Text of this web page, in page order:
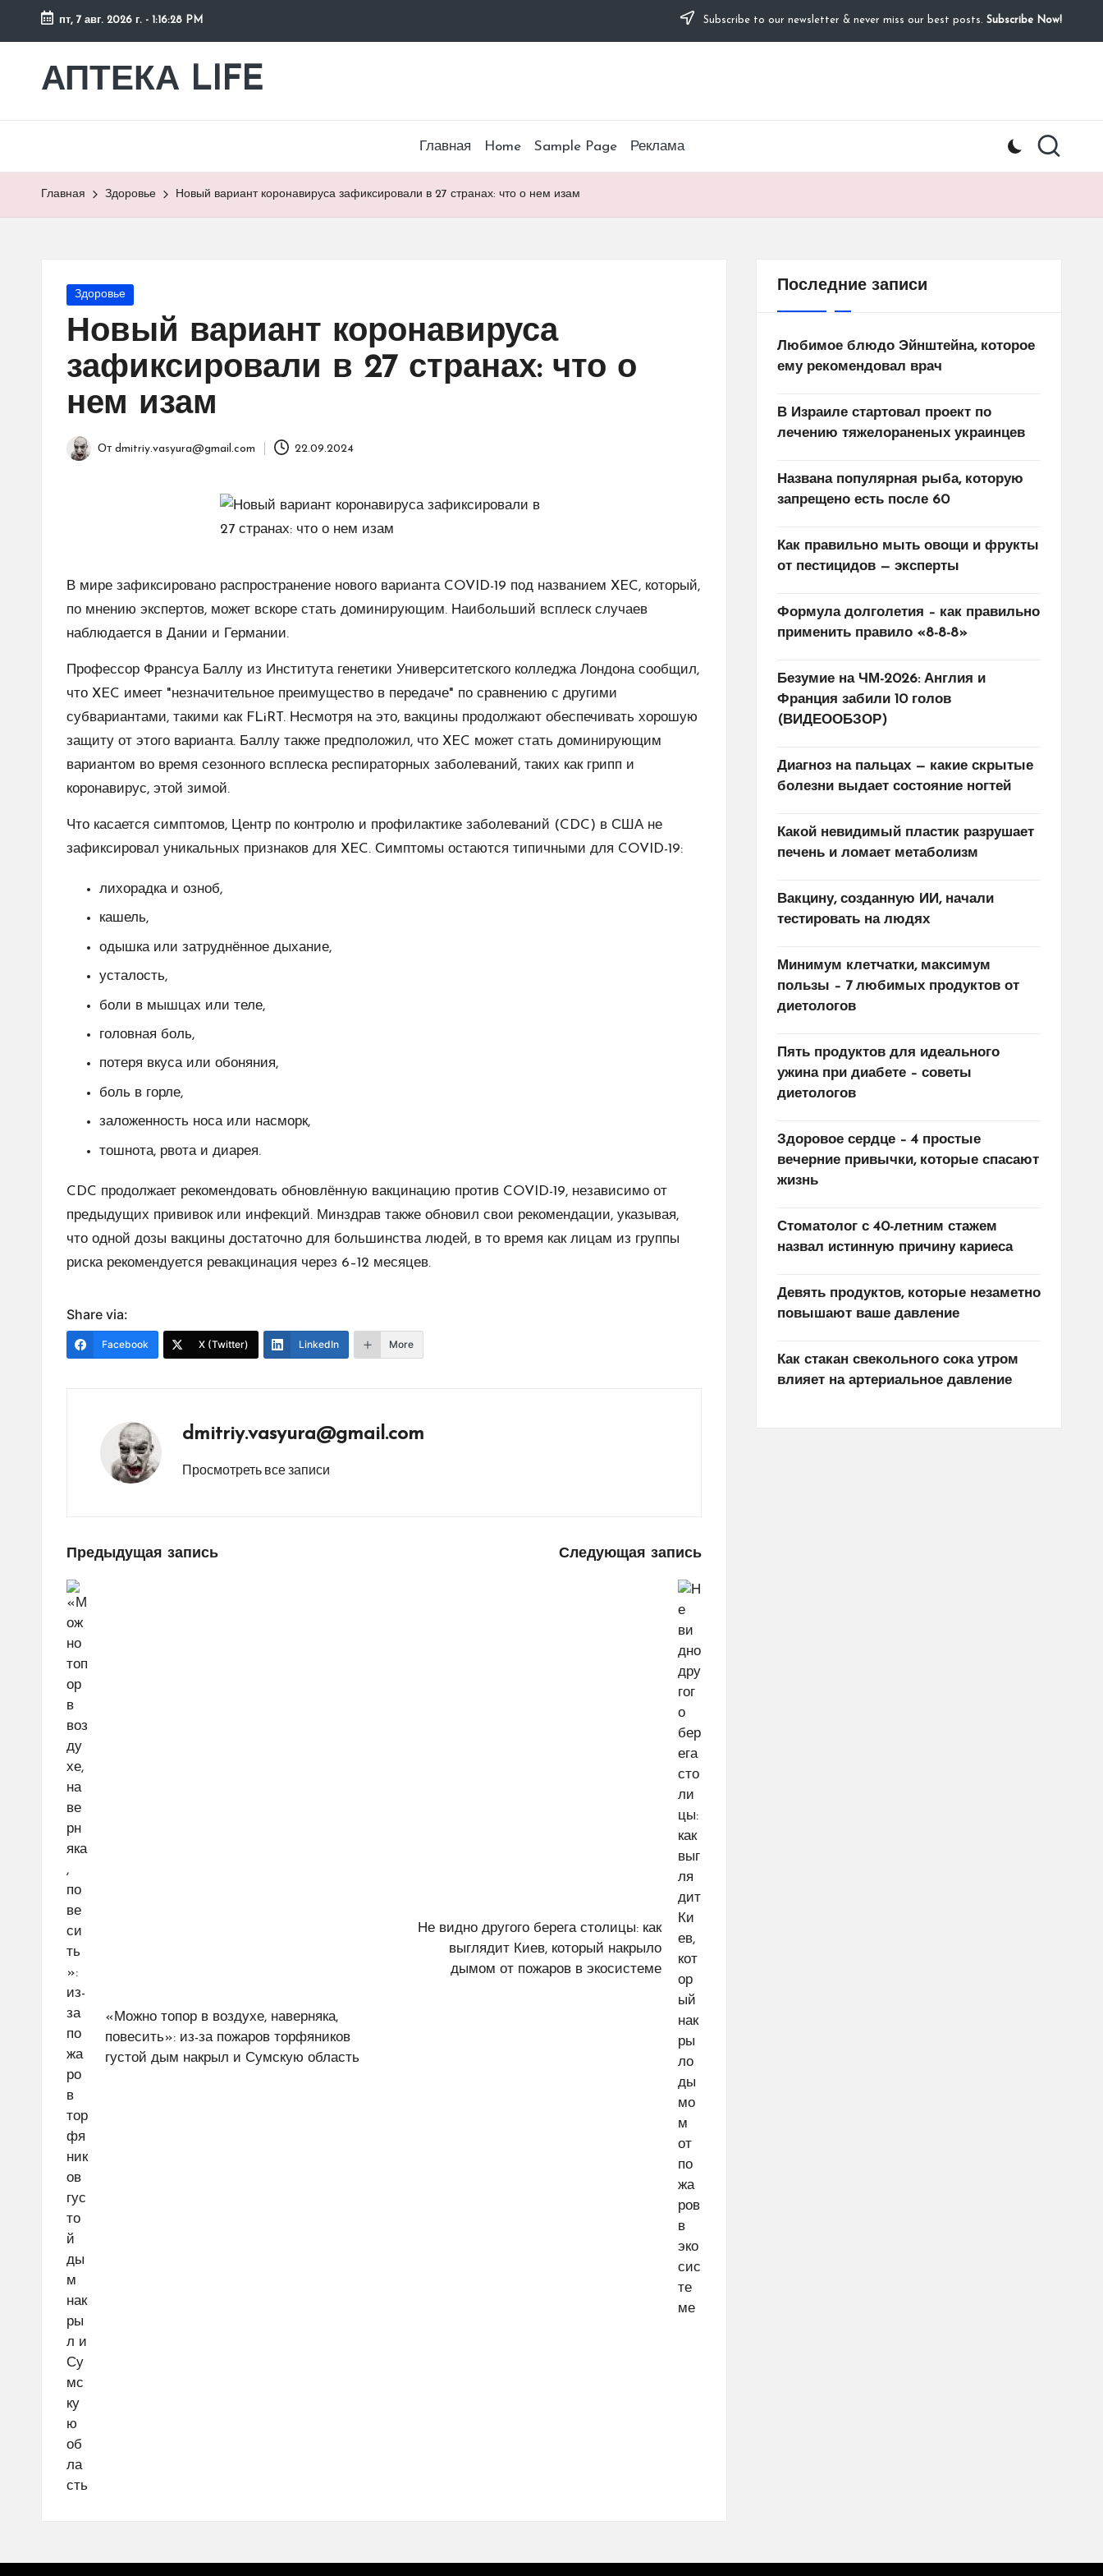
Перейти
содержимому
пт, 7 авг. 2026 г. - 1:16:29 PM Subscribe to our newsletter & never miss our best posts. Subscribe Now!
АПТЕКА LIFE
сайт
Главная Home Sample Page Реклама
Главная Здоровье Новый вариант коронавируса зафиксировали в 27 странах: что о нем изам
Опубликовано
Здоровье
Новый вариант коронавируса
зафиксировали в 27 странах: что о
нем изам
Запись
От dmitriy.vasyura@gmail.com 22.09.2024
В мире зафиксировано распространение нового варианта COVID-19 под названием XEC, который,
по мнению экспертов, может вскоре стать доминирующим. Наибольший всплеск случаев
наблюдается в Дании и Германии.
Профессор Франсуа Баллу из Института генетики Университетского колледжа Лондона сообщил,
что XEC имеет "незначительное преимущество в передаче" по сравнению с другими
субвариантами, такими как FLiRT. Несмотря на это, вакцины продолжают обеспечивать хорошую
защиту от этого варианта. Баллу также предположил, что XEC может стать доминирующим
вариантом во время сезонного всплеска респираторных заболеваний, таких как грипп и
коронавирус, этой зимой.
Что касается симптомов, Центр по контролю и профилактике заболеваний (CDC) в США не
зафиксировал уникальных признаков для XEC. Симптомы остаются типичными для COVID-19:
лихорадка и озноб,
кашель,
одышка или затруднённое дыхание,
усталость,
боли в мышцах или теле,
головная боль,
потеря вкуса или обоняния,
боль в горле,
заложенность носа или насморк,
тошнота, рвота и диарея.
CDC продолжает рекомендовать обновлённую вакцинацию против COVID-19, независимо от
предыдущих прививок или инфекций. Минздрав также обновил свои рекомендации, указывая,
что одной дозы вакцины достаточно для большинства людей, в то время как лицам из группы
риска рекомендуется ревакцинация через 6–12 месяцев.
Share via:
Facebook X (Twitter) LinkedIn More
dmitriy.vasyura@gmail.com
Просмотреть все записи
Навигация
по
записям
Предыдущая запись
«Можно топор в воздухе, наверняка,
повесить»: из-за пожаров торфяников
густой дым накрыл и Сумскую область
Следующая запись
Не видно другого берега столицы: как
выглядит Киев, который накрыло
дымом от пожаров в экосистеме
Последние записи
Любимое блюдо Эйнштейна, которое
ему рекомендовал врач
В Израиле стартовал проект по
лечению тяжелораненых украинцев
Названа популярная рыба, которую
запрещено есть после 60
Как правильно мыть овощи и фрукты
от пестицидов — эксперты
Формула долголетия – как правильно
применить правило «8-8-8»
Безумие на ЧМ-2026: Англия и
Франция забили 10 голов
(ВИДЕООБЗОР)
Диагноз на пальцах — какие скрытые
болезни выдает состояние ногтей
Какой невидимый пластик разрушает
печень и ломает метаболизм
Вакцину, созданную ИИ, начали
тестировать на людях
Минимум клетчатки, максимум
пользы – 7 любимых продуктов от
диетологов
Пять продуктов для идеального
ужина при диабете – советы
диетологов
Здоровое сердце – 4 простые
вечерние привычки, которые спасают
жизнь
Стоматолог с 40-летним стажем
назвал истинную причину кариеса
Девять продуктов, которые незаметно
повышают ваше давление
Как стакан свекольного сока утром
влияет на артериальное давление